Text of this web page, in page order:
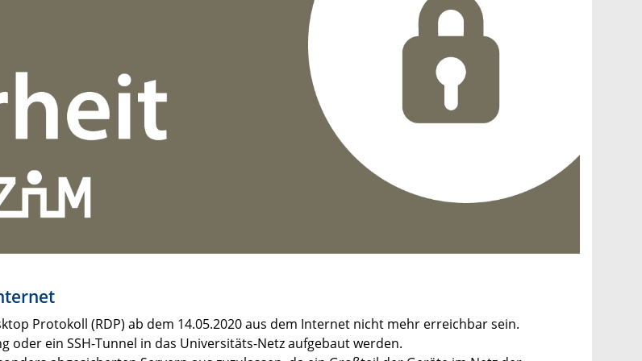
Protokoll (RDP) ab dem 14.05.2020 aus dem Internet nicht mehr erreichbar sein.
ein SSH-Tunnel in das Universitäts-Netz aufgebaut werden.